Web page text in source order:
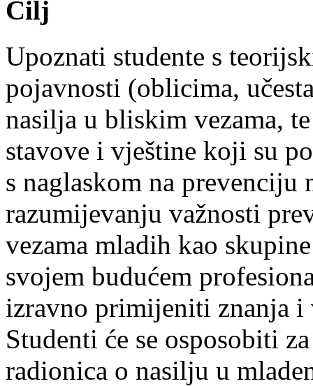
Cilj
Upoznati studente s
pojavnosti (oblicima,
nasilja u bliskim vezama,
stavove i vještine koji su
s naglaskom na prevenciju
razumijevanju važnosti
vezama mladih kao
svojem budućem
izravno primijeniti znanja i
Studenti će se osposobiti
radionica o nasilju u